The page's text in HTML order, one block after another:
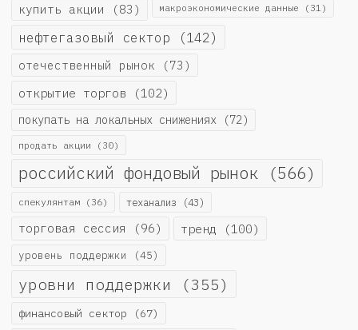
купить акции (83) макроэкономические данные (31)
нефтегазовый сектор (142)
отечественный рынок (73)
открытие торгов (102)
покупать на локальных снижениях (72)
продать акции (30)
российский фондовый рынок (566)
спекулянтам (36) теханализ (43)
торговая сессия (96) тренд (100)
уровень поддержки (45)
уровни поддержки (355)
финансовый сектор (67)